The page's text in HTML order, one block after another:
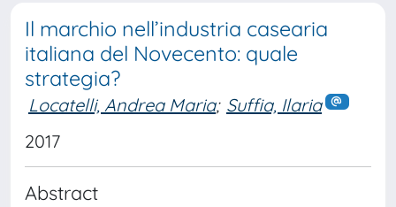
Il marchio nell’industria casearia
italiana del Novecento: quale
strategia?
Locatelli, Andrea Maria; Suffia, Ilaria
2017
Abstract